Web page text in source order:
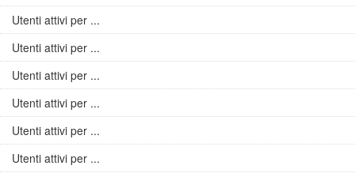
Utenti attivi per ...
Utenti attivi per ...
Utenti attivi per ...
Utenti attivi per ...
Utenti attivi per ...
Utenti attivi per ...